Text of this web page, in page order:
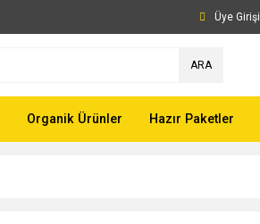
Üye Girişi
ARA
Organik Ürünler Hazır Paketler